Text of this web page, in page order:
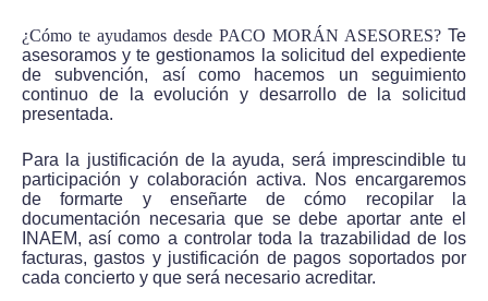
¿Cómo te ayudamos desde PACO MORÁN ASESORES? Te
asesoramos y te gestionamos la solicitud del expediente
de subvención, así como hacemos un seguimiento
continuo de la evolución y desarrollo de la solicitud
presentada.
Para la justificación de la ayuda, será imprescindible tu
participación y colaboración activa. Nos encargaremos
de formarte y enseñarte de cómo recopilar la
documentación necesaria que se debe aportar ante el
INAEM, así como a controlar toda la trazabilidad de los
facturas, gastos y justificación de pagos soportados por
cada concierto y que será necesario acreditar.